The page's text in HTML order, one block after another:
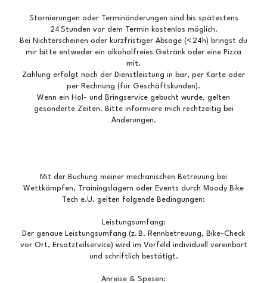
Stornierungen oder Terminänderungen sind bis spätestens
24 Stunden vor dem Termin kostenlos möglich.
Bei Nichterscheinen oder kurzfristiger Absage (< 24h) bringst du
mir bitte entweder ein alkoholfreies Getränk oder eine Pizza
mit.
Zahlung erfolgt nach der Dienstleistung in bar, per Karte oder
per Rechnung (für Geschäftskunden).
Wenn ein Hol- und Bringservice gebucht wurde, gelten
gesonderte Zeiten. Bitte informiere mich rechtzeitig bei
Änderungen.
Mit der Buchung meiner mechanischen Betreuung bei
Wettkämpfen, Trainingslagern oder Events durch Moody Bike
Tech e.U. gelten folgende Bedingungen:
Leistungsumfang:
Der genaue Leistungsumfang (z. B. Rennbetreuung, Bike-Check
vor Ort, Ersatzteilservice) wird im Vorfeld individuell vereinbart
und schriftlich bestätigt.
Anreise & Spesen: